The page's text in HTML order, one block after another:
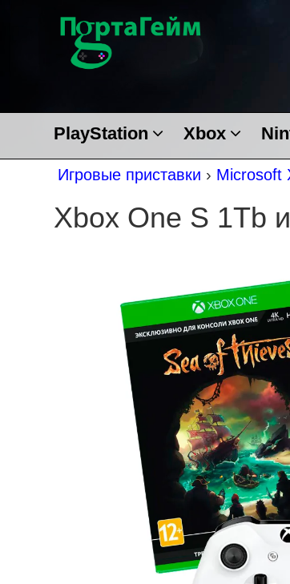
PlayStation Xbox
Игровые приставки › Microsoft
Xbox One S 1Tb